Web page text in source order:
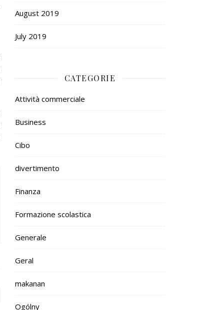
August 2019
July 2019
CATEGORIE
Attività commerciale
Business
Cibo
divertimento
Finanza
Formazione scolastica
Generale
Geral
makanan
Ogólny